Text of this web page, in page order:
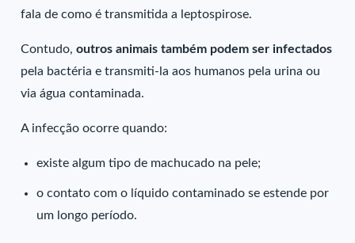
fala de como é transmitida a leptospirose.
Contudo,outros animais também podem ser infectados
pela bactéria e transmiti-la aos humanos pela urina ou
via água contaminada.
A infecção ocorre quando:
existe algum tipo de machucado na pele;
o contato com o líquido contaminado se estende por
um longo período.